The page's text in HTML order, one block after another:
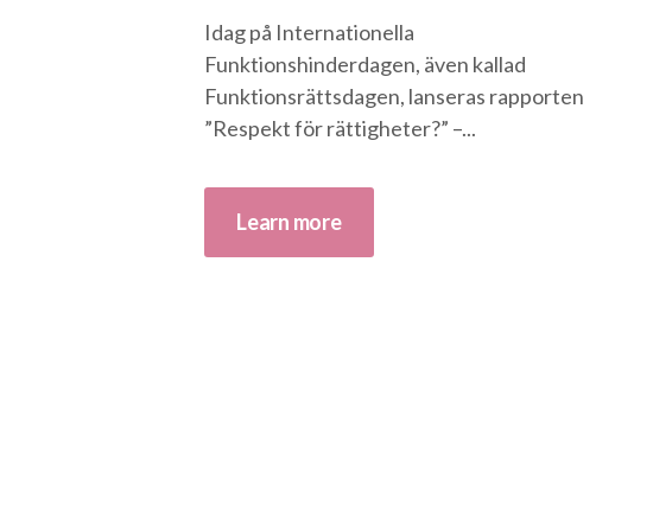
Idag på Internationella
Funktionshinderdagen, även kallad
Funktionsrättsdagen, lanseras rapporten
”Respekt för rättigheter?” –...
Learn more